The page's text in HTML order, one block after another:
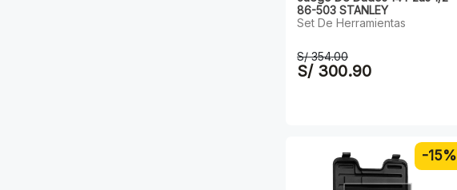
86-503 STANLEY
Set De Herramientas
S/ 354.00
S/ 300.90
-15%